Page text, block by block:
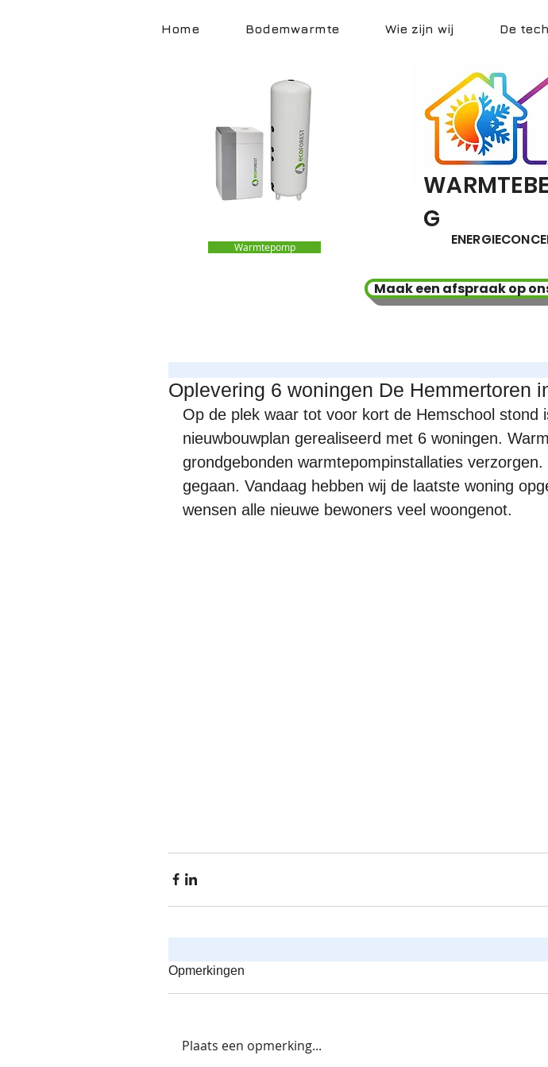
Home Bodemwarmte Wie zijn wij De
Warmtepomp
G
Maak een afspraak op
Oplevering 6 woningen De Hemmertoren
Op de plek waar tot voor kort de Hemschool stond
nieuwbouwplan gerealiseerd met 6 woningen.
grondgebonden warmtepompinstallaties verzorgen.
gegaan. Vandaag hebben wij de laatste woning
wensen alle nieuwe bewoners veel woongenot.
Opmerkingen
Plaats een opmerking...